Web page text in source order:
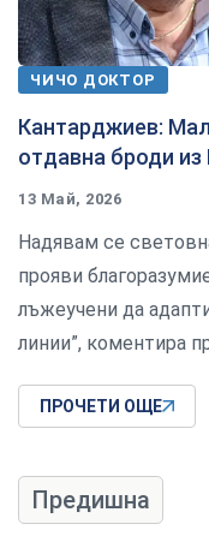
ЧИЧО ДОКТОР
Кантарджиев:
отдавна броди из
13 Май, 2026
Надявам се
прояви
лъжеучени да
линии”, коментира
ПРОЧЕТИ ОЩЕ
Предишна